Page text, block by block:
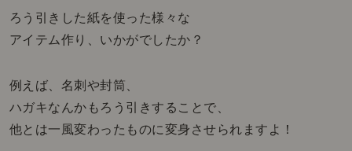
ろう引きした紙を使った様々な
アイテム作り、いかがでしたか？
例えば、名刺や封筒、
ハガキなんかもろう引きすることで、
他とは一風変わったものに変身させられますよ！